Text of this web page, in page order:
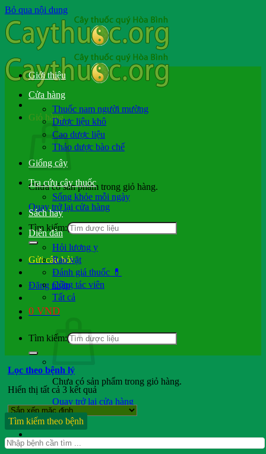
Bỏ qua nội dung
Giỏ hàng
Chưa có sản phẩm trong giỏ hàng.
Quay trở lại cửa hàng
Tìm kiếm:
Gửi câu hỏi
Đăng nhập
0 VND
Chưa có sản phẩm trong giỏ hàng.
Quay trở lại cửa hàng
Hỏi b.sĩ
Giới thiệu
Cửa hàng
Thuốc nam người mường
Dược liệu khô
Cao dược liệu
Thảo dược bào chế
Giống cây
Tra cứu cây thuốc
Sống khỏe mỗi ngày
Sách hay
Diễn đàn
Hỏi lương y
Rao vặt
Đánh giá thuốc 💊
Cộng tác viên
Tất cả
Tìm kiếm:
Lọc theo bệnh lý
Hiển thị tất cả 3 kết quả
Tìm kiếm theo bệnh